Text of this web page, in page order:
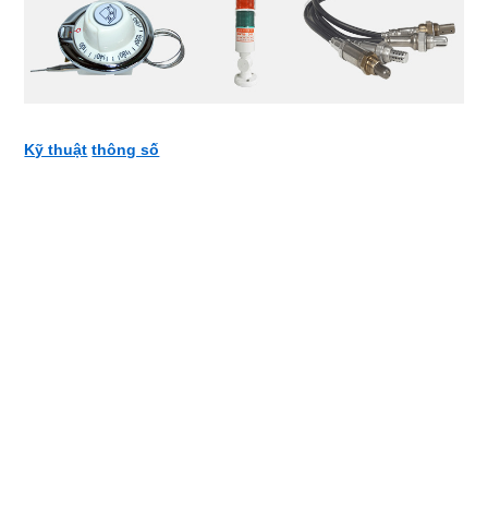
Kỹ thuật thông số